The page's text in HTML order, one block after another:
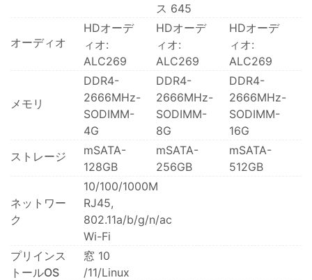
ス 645
オーディオ
HDオーデ
ィオ:
ALC269
HDオーデ
ィオ:
ALC269
HDオーデ
ィオ:
ALC269
メモリ
DDR4-
2666MHz-
SODIMM-
4G
DDR4-
2666MHz-
SODIMM-
8G
DDR4-
2666MHz-
SODIMM-
16G
ストレージ
mSATA-
128GB
mSATA-
256GB
mSATA-
512GB
ネットワー
ク
10/100/1000M
RJ45,
802.11a/b/g/n/ac
Wi-Fi
プリインス
トールOS
窓 10
/11/Linux